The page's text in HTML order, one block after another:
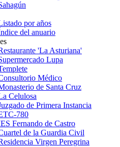
por años
del anuario
'La Asturiana'
Lupa
Médico
de Santa Cruz
Celulosa
de Primera Instancia
780
Fernando de Castro
de la Guardia Civil
Virgen Peregrina